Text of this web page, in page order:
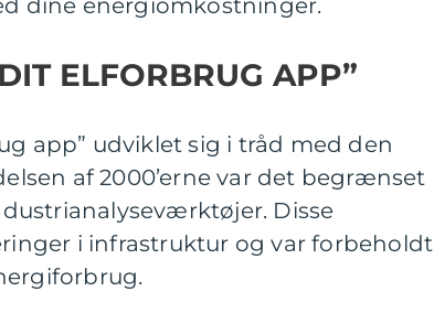
ELFORBRUG APP”
app” udviklet sig i tråd med den
af 2000’erne var det begrænset
Disse
i infrastruktur og var forbeholdt